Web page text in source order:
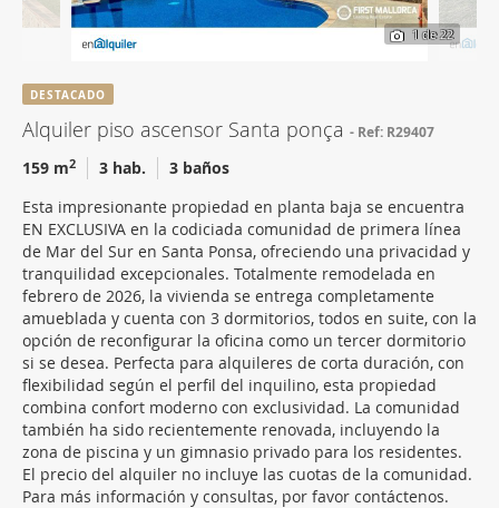
1 de 22
DESTACADO
Alquiler piso ascensor Santa ponça Ref: R29407
159 m2 3 hab.
3 baños
Esta impresionante propiedad en planta baja se encuentra
EN EXCLUSIVA en la codiciada comunidad de primera línea
de Mar del Sur en Santa Ponsa, ofreciendo una privacidad y
tranquilidad excepcionales. Totalmente remodelada en
febrero de 2026, la vivienda se entrega completamente
amueblada y cuenta con 3 dormitorios, todos en suite, con la
opción de reconfigurar la oficina como un tercer dormitorio
si se desea. Perfecta para alquileres de corta duración, con
flexibilidad según el perfil del inquilino, esta propiedad
combina confort moderno con exclusividad. La comunidad
también ha sido recientemente renovada, incluyendo la
zona de piscina y un gimnasio privado para los residentes.
El precio del alquiler no incluye las cuotas de la comunidad.
Para más información y consultas, por favor contáctenos.